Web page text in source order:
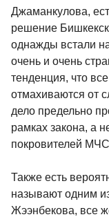
Джаманкулова,
решение
однажды встали
очень и очень
тенденция, что
отмахиваются от
дело предельно
рамках закона, а
покровителей
Также есть
называют одним
Жээнбекова, все